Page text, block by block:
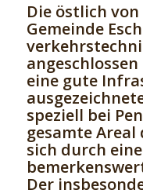
Die östlich
Gemeinde
eine gute
speziell bei
gesamte Areal
sich durch
Der